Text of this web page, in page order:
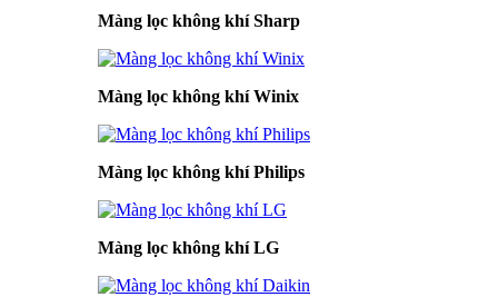
Màng lọc không khí Sharp
Màng lọc không khí Winix
Màng lọc không khí Philips
Màng lọc không khí LG